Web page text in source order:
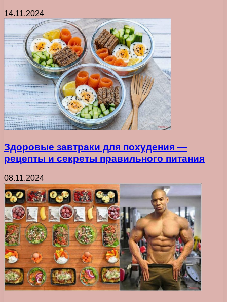
14.11.2024
Здоровые завтраки для похудения —
рецепты и секреты правильного питания
08.11.2024